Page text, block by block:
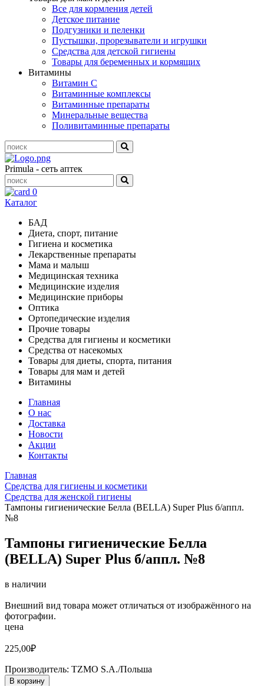
Все для кормления детей
Детское питание
Подгузники и пеленки
Пустышки, прорезыватели и игрушки
Средства для детской гигиены
Товары для беременных и кормящих
Витамины
Витамин С
Витаминные комплексы
Витаминные препараты
Минеральные вещества
Поливитаминные препараты
Primula - сеть аптек
0
Каталог
БАД
Диета, спорт, питание
Гигиена и косметика
Лекарственные препараты
Мама и малыш
Медицинская техника
Медицинские изделия
Медицинские приборы
Оптика
Ортопедические изделия
Прочие товары
Средства для гигиены и косметики
Средства от насекомых
Товары для диеты, спорта, питания
Товары для мам и детей
Витамины
Главная
О нас
Доставка
Новости
Акции
Контакты
Главная
Средства для гигиены и косметики
Средства для женской гигиены
Тампоны гигиенические Белла (BELLA) Super Plus б/аппл.
№8
Тампоны гигиенические Белла
(BELLA) Super Plus б/аппл. №8
в наличии
Внешний вид товара может отличаться от изображённого на
фотографии.
цена
225,00₽
Производитель: TZMO S.A./Польша
В корзину